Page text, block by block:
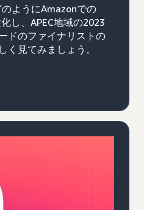
ようにAmazonでの
し、APEC地域の2023
ドのファイナリストの
く見てみましょう。